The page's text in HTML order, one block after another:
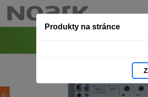
Produkty na stránce